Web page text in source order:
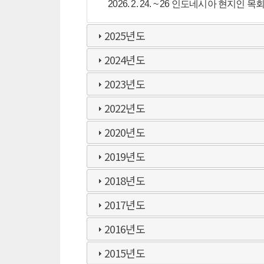
2026. 2. 24. ~ 26 인도네시아 현지인 목
2025년도
2024년도
2023년도
2022년도
2020년도
2019년도
2018년도
2017년도
2016년도
2015년도